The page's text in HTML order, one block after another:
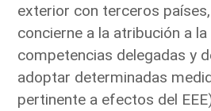
exterior con terceros
concierne a la atribución a
competencias delegadas y
adoptar determinadas
pertinente a efectos del